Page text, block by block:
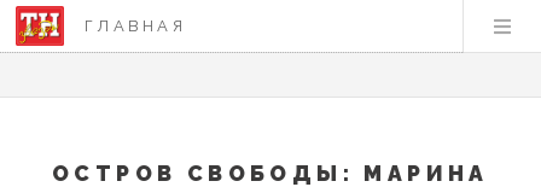
ГЛАВНАЯ
ОСТРОВ СВОБОДЫ: МАРИНА